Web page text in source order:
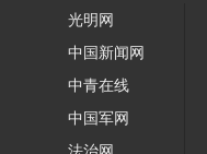
光明网
中国新闻网
中青在线
中国军网